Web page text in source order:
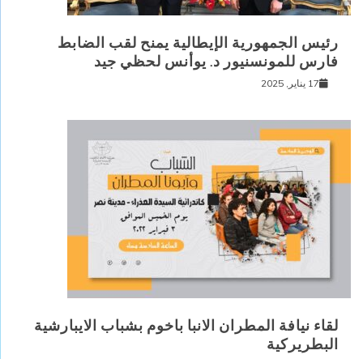
رئيس الجمهورية الإيطالية يمنح لقب الضابط
فارس للمونسنيور د. يوأنس لحظي جيد
17 يناير, 2025
لقاء نيافة المطران الانبا باخوم بشباب الايبارشية
البطريركية